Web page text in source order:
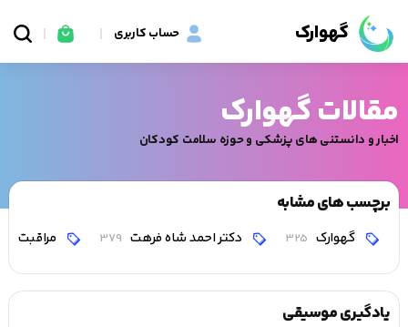
گهوارک حساب کاربری
مقالات گهوارک
اخبار و دانستنی های پزشکی و حوزه سلامت کودکان
برچسب های مشابه
گهوارک 325 دکتر احمد شاه فرهت 379 مراقبت
یادگیری موسیقی